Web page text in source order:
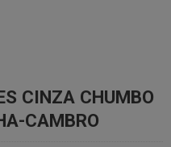
CINZA CHUMBO
CAMBRO